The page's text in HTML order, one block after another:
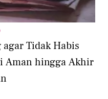
Tidak Habis
Aman hingga Akhir